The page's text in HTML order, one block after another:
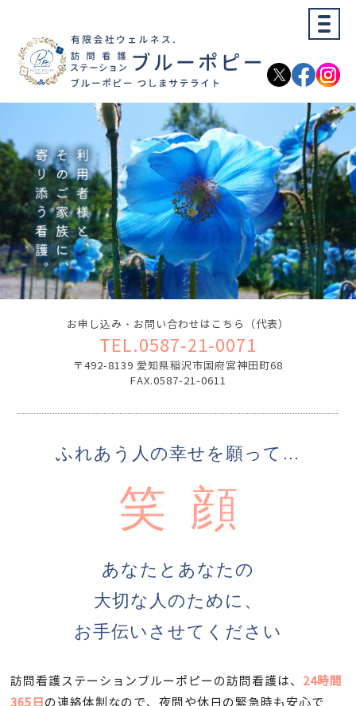
お申し込み・お問い合わせはこちら（代表）
TEL.0587-21-0071
〒492-8139 愛知県稲沢市国府宮神田町68
FAX.0587-21-0611
ふれあう人の幸せを願って…
安心
笑顔
あなたとあなたの
大切な人のために、
お手伝いさせてください
訪問看護ステーションブルーポピーの訪問看護は、 24時間
365日の連絡体制なので、夜間や休日の緊急時も安心で